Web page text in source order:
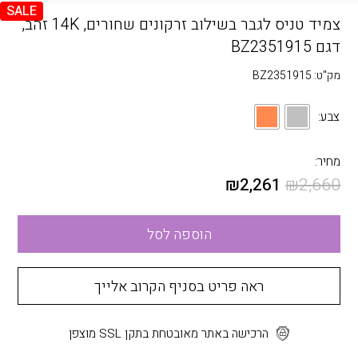
SALE
צמיד טניס לגבר בשילוב זרקונים שחורים, 14K זהב,
דגם BZ2351915
מק"ט: BZ2351915
צבע:
מחיר:
₪2,660
₪2,261
הוספה לסל
ראה פריט בסניף הקרוב אלייך
הרכישה באתר מאובטחת בתקן SSL מוצפן